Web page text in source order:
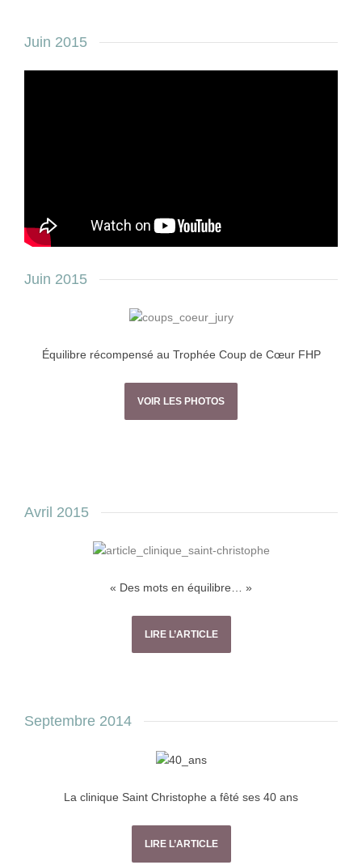
Juin 2015
Juin 2015
Équilibre récompensé au Trophée Coup de Cœur FHP
VOIR LES PHOTOS
Avril 2015
« Des mots en équilibre… »
LIRE L’ARTICLE
Septembre 2014
La clinique Saint Christophe a fêté ses 40 ans
LIRE L’ARTICLE